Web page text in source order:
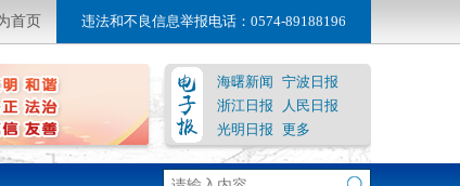
首页 违法和不良信息举报电话：0574-89188196
海曙新闻 宁波日报
浙江日报
人民日报
光明日报 更多